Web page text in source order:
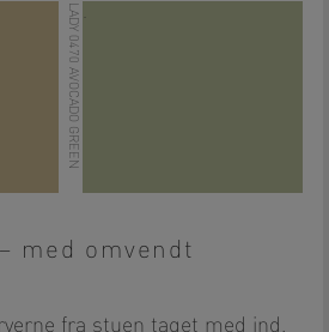
LADY 0470 AVOCADO GREEN
med omvendt
fra stuen taget med ind,